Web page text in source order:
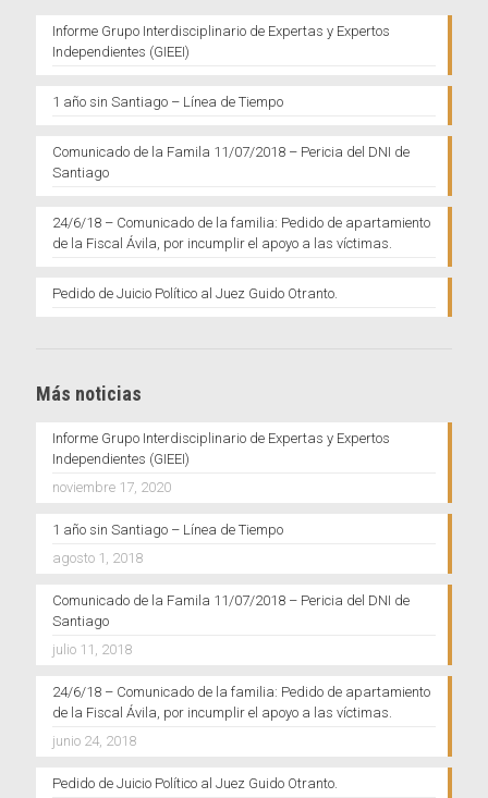
Informe Grupo Interdisciplinario de Expertas y Expertos
Independientes (GIEEI)
1 año sin Santiago – Línea de Tiempo
Comunicado de la Famila 11/07/2018 – Pericia del DNI de
Santiago
24/6/18 – Comunicado de la familia: Pedido de apartamiento
de la Fiscal Ávila, por incumplir el apoyo a las víctimas.
Pedido de Juicio Político al Juez Guido Otranto.
Más noticias
Informe Grupo Interdisciplinario de Expertas y Expertos
Independientes (GIEEI)
noviembre 17, 2020
1 año sin Santiago – Línea de Tiempo
agosto 1, 2018
Comunicado de la Famila 11/07/2018 – Pericia del DNI de
Santiago
julio 11, 2018
24/6/18 – Comunicado de la familia: Pedido de apartamiento
de la Fiscal Ávila, por incumplir el apoyo a las víctimas.
junio 24, 2018
Pedido de Juicio Político al Juez Guido Otranto.